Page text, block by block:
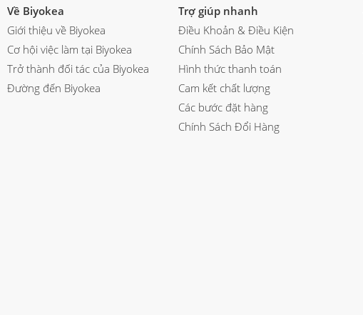
Về Biyokea
Giới thiệu về Biyokea
Cơ hội việc làm tại Biyokea
Trở thành đối tác của Biyokea
Đường đến Biyokea
Trợ giúp nhanh
Điều Khoản & Điều Kiện
Chính Sách Bảo Mật
Hình thức thanh toán
Cam kết chất lượng
Các bước đặt hàng
Chính Sách Đổi Hàng